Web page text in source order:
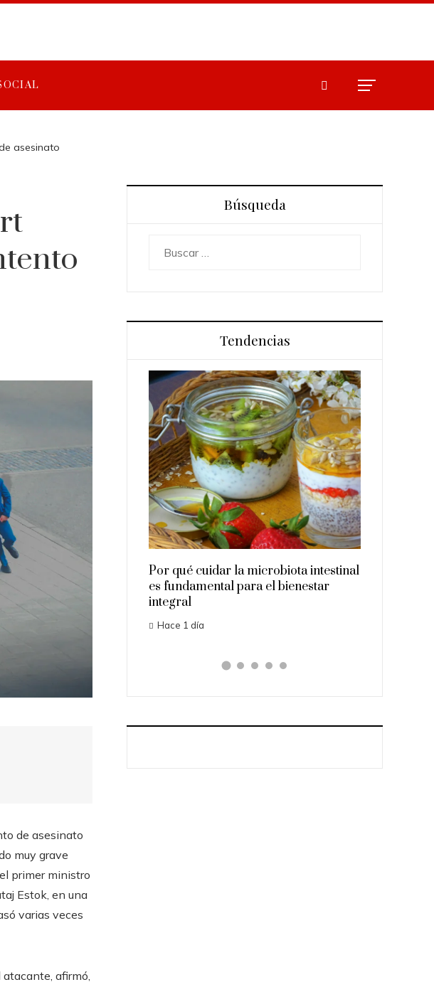
asesinato
de asesinato
muy grave
primer ministro
Estok, en una
varias veces
afirmó,
Búsqueda
Tendencias
era
Por qué cuidar la microbiota intestinal
es fundamental para el bienestar
Los 10 animales con
superan la percepción
Hace 2 días